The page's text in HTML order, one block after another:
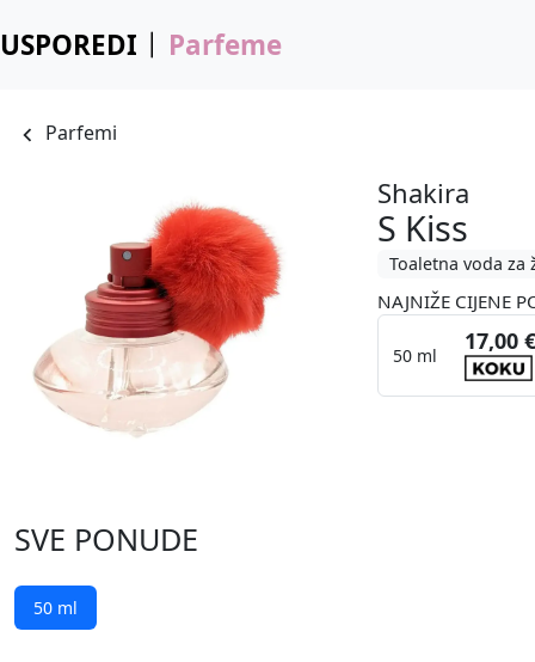
USPOREDI Parfeme
Parfemi
Shakira
S Kiss
Toaletna voda za
NAJNIŽE CIJENE
50 ml
17,00
SVE PONUDE
50 ml